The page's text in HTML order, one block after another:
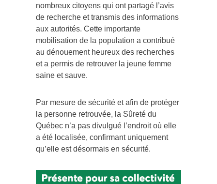
nombreux citoyens qui ont partagé l’avis
de recherche et transmis des informations
aux autorités. Cette importante
mobilisation de la population a contribué
au dénouement heureux des recherches
et a permis de retrouver la jeune femme
saine et sauve.
Par mesure de sécurité et afin de protéger
la personne retrouvée, la Sûreté du
Québec n’a pas divulgué l’endroit où elle
a été localisée, confirmant uniquement
qu’elle est désormais en sécurité.